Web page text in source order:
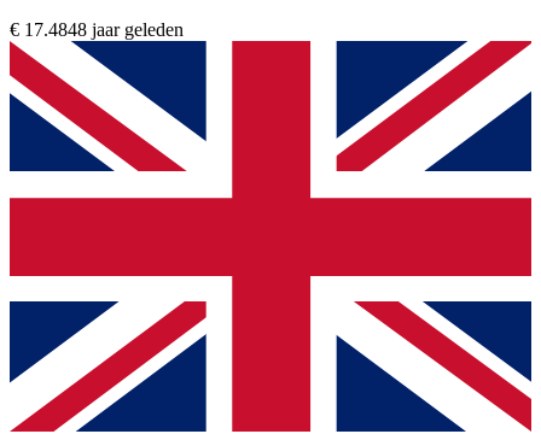
€ 17.4848 jaar geleden